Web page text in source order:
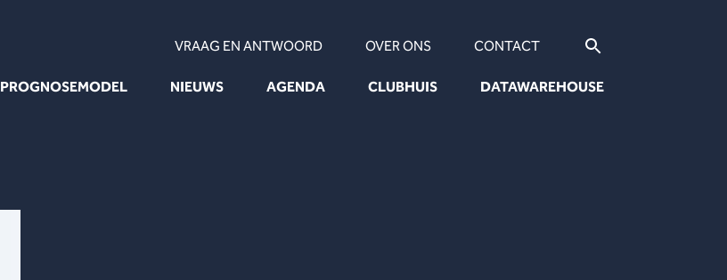
PROGNOSEMODEL NIEUWS AGENDA CLUBHUIS DATAWAREHOUSE
VRAAG EN ANTWOORD OVER ONS CONTACT